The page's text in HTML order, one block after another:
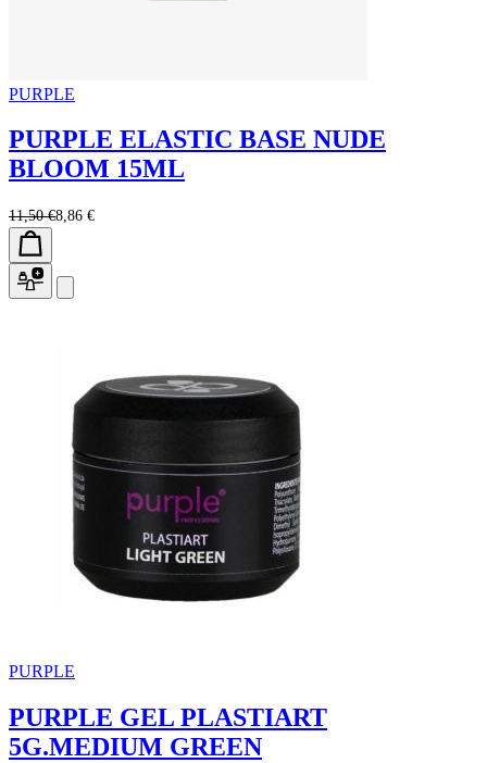
PURPLE
PURPLE ELASTIC BASE NUDE
BLOOM 15ML
11,50 €8,86 €
PURPLE
PURPLE GEL PLASTIART
5G.MEDIUM GREEN